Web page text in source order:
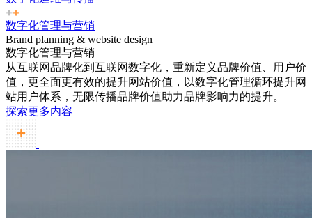
数字化管理与营销
Brand planning & website design
数字化管理与营销
从互联网品牌化到互联网数字化，重新定义品牌价值、用户价
值，更全面更有效的提升网站价值，以数字化管理循环提升网
站用户体系，无限传播品牌价值助力品牌影响力的提升。
探索更多内容